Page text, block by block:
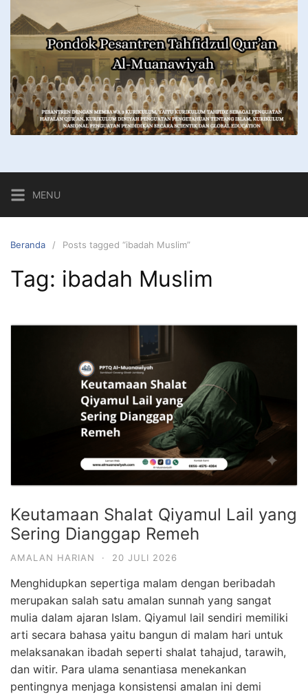
MENU
Beranda Posts tagged “ibadah Muslim”
Tag: ibadah Muslim
Keutamaan Shalat Qiyamul Lail yang
Sering Dianggap Remeh
AMALAN HARIAN · 20 JULI 2026
Menghidupkan sepertiga malam dengan beribadah
merupakan salah satu amalan sunnah yang sangat
mulia dalam ajaran Islam. Qiyamul lail sendiri memiliki
arti secara bahasa yaitu bangun di malam hari untuk
melaksanakan ibadah seperti shalat tahajud, tarawih,
dan witir. Para ulama senantiasa menekankan
pentingnya menjaga konsistensi amalan ini demi